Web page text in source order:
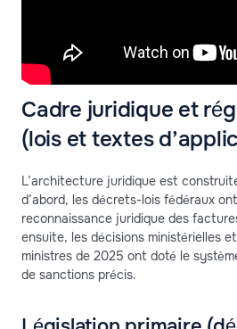
Cadre juridique et
(lois et textes
L’architecture juridique est
d’abord, les décrets-lois fédéraux
reconnaissance juridique des
ensuite, les décisions ministérielles
ministres de 2025 ont doté le
de sanctions précis.